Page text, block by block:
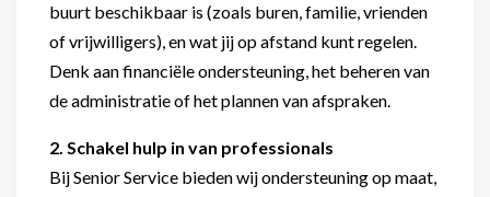
buurt beschikbaar is (zoals buren, familie, vrienden
of vrijwilligers), en wat jij op afstand kunt regelen.
Denk aan financiële ondersteuning, het beheren van
de administratie of het plannen van afspraken.
2. Schakel hulp in van professionals
Bij Senior Service bieden wij ondersteuning op maat,